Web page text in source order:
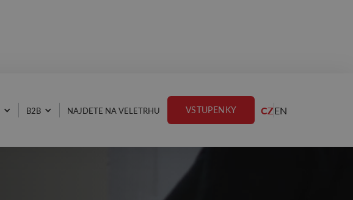
B2B NAJDETE NA VELETRHU VSTUPENKY CZEN